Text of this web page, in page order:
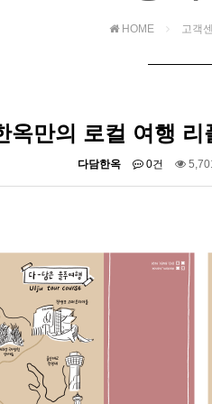
HOME 고객
옥만의 로컬 여행
다담한옥 0건